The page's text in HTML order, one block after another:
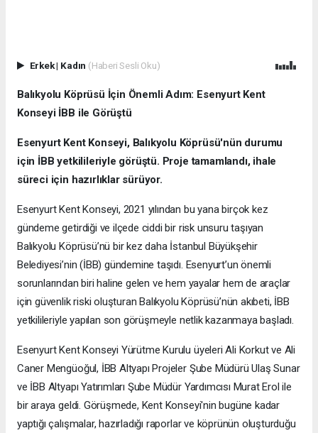
Erkek| Kadın (Haberi Sesli Oku)
Balıkyolu Köprüsü İçin Önemli Adım: Esenyurt Kent
Konseyi İBB ile Görüştü
Esenyurt Kent Konseyi, Balıkyolu Köprüsü'nün durumu
için İBB yetkilileriyle görüştü. Proje tamamlandı, ihale
süreci için hazırlıklar sürüyor.
Esenyurt Kent Konseyi, 2021 yılından bu yana birçok kez
gündeme getirdiği ve ilçede ciddi bir risk unsuru taşıyan
Balıkyolu Köprüsü’nü bir kez daha İstanbul Büyükşehir
Belediyesi’nin (İBB) gündemine taşıdı. Esenyurt’un önemli
sorunlarından biri haline gelen ve hem yayalar hem de araçlar
için güvenlik riski oluşturan Balıkyolu Köprüsü’nün akıbeti, İBB
yetkilileriyle yapılan son görüşmeyle netlik kazanmaya başladı.
Esenyurt Kent Konseyi Yürütme Kurulu üyeleri Ali Korkut ve Ali
Caner Mengüoğul, İBB Altyapı Projeler Şube Müdürü Ulaş Sunar
ve İBB Altyapı Yatırımları Şube Müdür Yardımcısı Murat Erol ile
bir araya geldi. Görüşmede, Kent Konseyi'nin bugüne kadar
yaptığı çalışmalar, hazırladığı raporlar ve köprünün oluşturduğu